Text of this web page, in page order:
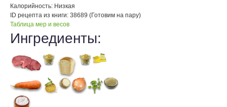
Калорийность: Низкая
ID рецепта из книги: 38689 (Готовим на пару)
Таблица мер и весов
Ингредиенты: